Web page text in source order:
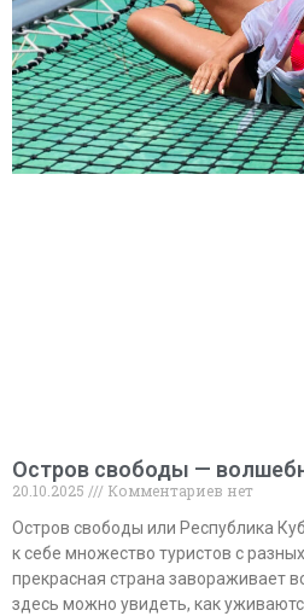
Остров свободы —
20.10.2025
Комментариев нет
Остров свободы или Республика
к себе множество туристов с
прекрасная страна завораживает
здесь можно увидеть, как